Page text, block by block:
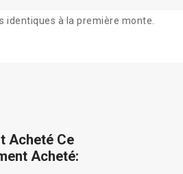
identiques à la première monte.
Acheté Ce
Acheté: